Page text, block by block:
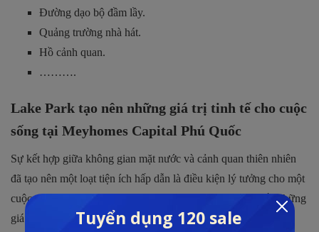
Đường dạo bộ đầm lầy.
Quảng trường nhà hát.
Hồ cảnh quan.
……….
Lake Park tạo nên những giá trị tinh tế cho cuộc
sống tại Meyhomes Capital Phú Quốc
Sự kết hợp giữa không gian mặt nước và cảnh quan thiên nhiên
đã tạo nên một loạt tiện ích hấp dẫn là điều kiện lý tưởng cho một
cuộc thư thái. Lake Park là tuyệt tác với ý tưởng mang đến những
giá trị tinh tế trong cuộc sống hiện đại luôn hối hả.